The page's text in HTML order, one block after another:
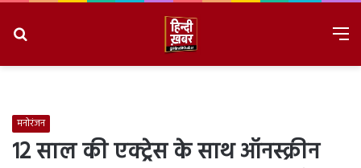
मनोरंजन
12 साल की एक्ट्रेस के साथ ऑनस्क्रीन